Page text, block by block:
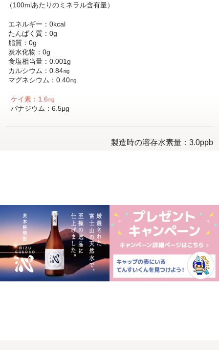
（100mlあたりのミネラル含有量）
エネルギー：0kcal
たんぱく質：0g
脂質：0g
炭水化物：0g
食塩相当量：0.001g
カルシウム：0.84㎎
マグネシウム：0.40㎎
ケイ素：1.6㎎
バナジウム：6.5μg
製造時の溶存水素量：3.0ppb